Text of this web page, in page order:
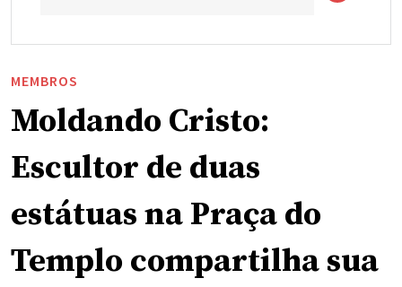
MEMBROS
Moldando Cristo:
Escultor de duas
estátuas na Praça do
Templo compartilha sua